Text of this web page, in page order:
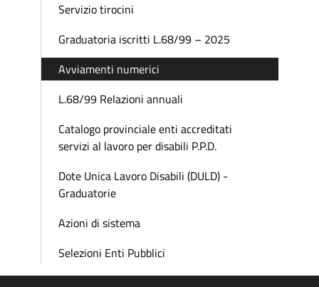
Servizio tirocini
Graduatoria iscritti L.68/99 – 2025
Avviamenti numerici
L.68/99 Relazioni annuali
Catalogo provinciale enti accreditati
servizi al lavoro per disabili P.P.D.
Dote Unica Lavoro Disabili (DULD) -
Graduatorie
Azioni di sistema
Selezioni Enti Pubblici